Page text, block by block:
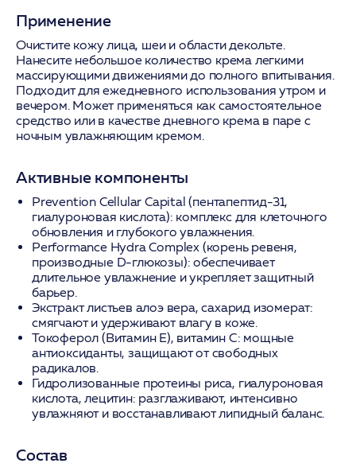
Применение
Очистите кожу лица, шеи и области декольте.
Нанесите небольшое количество крема легкими
массирующими движениями до полного впитывания.
Подходит для ежедневного использования утром и
вечером. Может применяться как самостоятельное
средство или в качестве дневного крема в паре с
ночным увлажняющим кремом.
Активные компоненты
Prevention Cellular Capital (пентапептид-31,
гиалуроновая кислота): комплекс для клеточного
обновления и глубокого увлажнения.
Performance Hydra Complex (корень ревеня,
производные D-глюкозы): обеспечивает
длительное увлажнение и укрепляет защитный
барьер.
Экстракт листьев алоэ вера, сахарид изомерат:
смягчают и удерживают влагу в коже.
Токоферол (Витамин Е), витамин С: мощные
антиоксиданты, защищают от свободных
радикалов.
Гидролизованные протеины риса, гиалуроновая
кислота, лецитин: разглаживают, интенсивно
увлажняют и восстанавливают липидный баланс.
Состав